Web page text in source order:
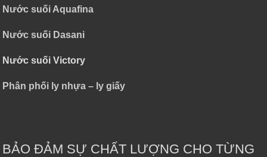
Nước suối Aquafina
Nước suối Dasani
Nước suối Victory
Phân phối ly nhựa – ly giấy
BẢO ĐẢM SỰ CHẤT LƯỢNG CHO TỪNG